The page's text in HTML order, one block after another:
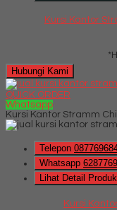
Kursi Kantor
Hubungi Kami
QUICK ORDER
Whatsapp
Kursi Kantor Stramm
Telepon
Whatsapp
Lihat Detail Produk
Kursi